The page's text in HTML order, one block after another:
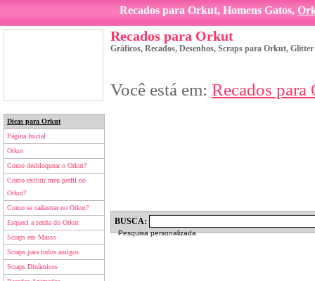
Recados para Orkut, Homens Gatos,
Dicas para Orkut
Página Inicial
Orkut
Como desbloquear o Orkut?
Como excluir meu perfil no
Orkut?
Como se cadastrar no Orkut?
Esqueci a senha do Orkut
Scraps em Massa
Scraps para todos amigos
Scraps Dinâmicos
Recados para Orkut
Gráficos, Recados, Desenhos, Scraps para Orkut,
Você está em: Recados para
BUSCA:
Pesquisa personalizada